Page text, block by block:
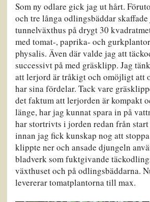
Som ny odlare gick jag ut hårt.
och tre långa odlingsbäddar
tunnelväxthus på drygt 30
med tomat-, paprika- och
physalis. Även där valde jag att
successivt på med gräsklipp. Jag
att lerjord är tråkigt och omöjligt att
har sina fördelar. Tack vare
det faktum att lerjorden är kompakt
länge, har jag kunnat spara in på
har stortrivts i jorden redan från
innan jag fick kunskap nog att
klippte ner och ansade djungeln
bladverk som fuktgivande
växthuset och på odlingsbäddarna.
levererar tomatplantorna till max.